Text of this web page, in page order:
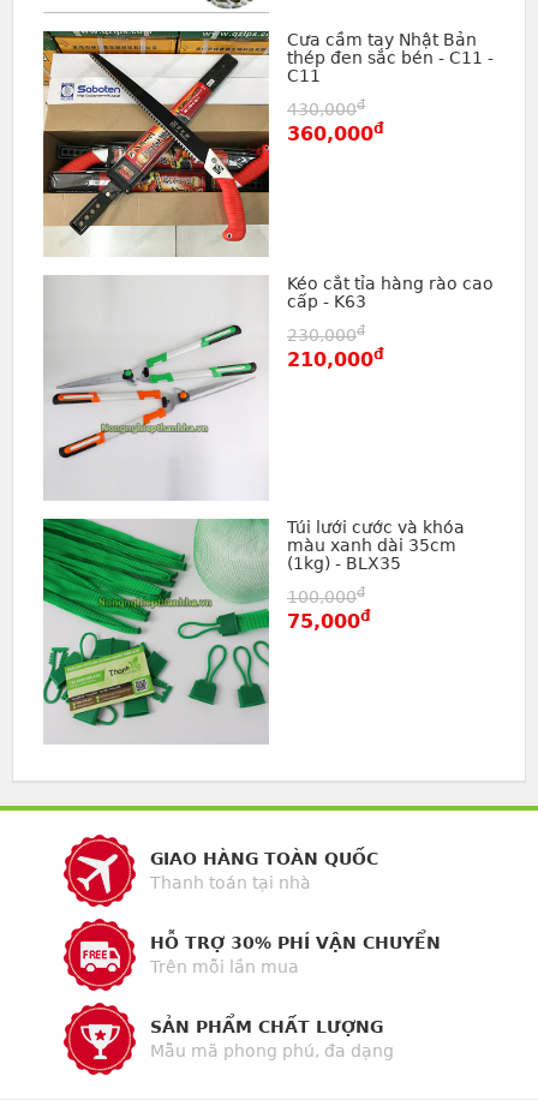
Cưa cầm tay Nhật Bản
thép đen sắc bén - C11 -
C11
430,000đ
360,000đ
Kéo cắt tỉa hàng rào cao
cấp - K63
230,000đ
210,000đ
Túi lưới cước và khóa
màu xanh dài 35cm
(1kg) - BLX35
100,000đ
75,000đ
GIAO HÀNG TOÀN QUỐC
Thanh toán tại nhà
HỖ TRỢ 30% PHÍ VẬN CHUYỂN
Trên mỗi lần mua
SẢN PHẨM CHẤT LƯỢNG
Mẫu mã phong phú, đa dạng